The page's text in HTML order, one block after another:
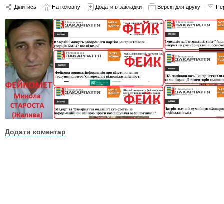
Ділитись На головну Додати в закладки Версія для друку
Додати коментар